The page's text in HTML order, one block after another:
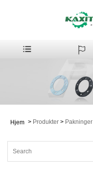
Hjem > Produkter > Pakninger